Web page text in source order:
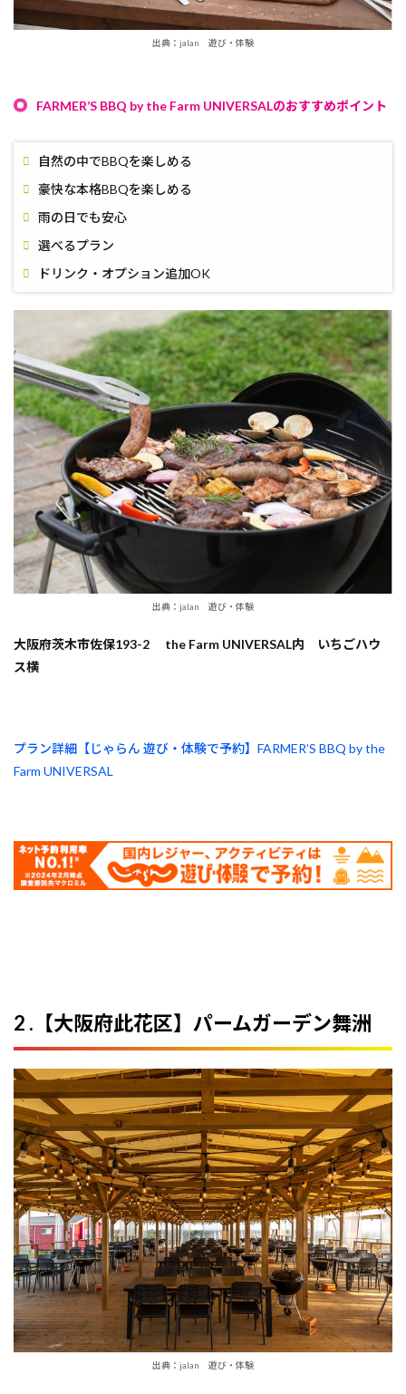
出典：jalan 遊び・体験
FARMER’S BBQ by the Farm UNIVERSALのおすすめポイント
自然の中でBBQを楽しめる
豪快な本格BBQを楽しめる
雨の日でも安心
選べるプラン
ドリンク・オプション追加OK
出典：jalan 遊び・体験
大阪府茨木市佐保193-2 the Farm UNIVERSAL内 いちごハウ
ス横
プラン詳細【じゃらん 遊び・体験で予約】FARMER’S BBQ by the
Farm UNIVERSAL
2 .【大阪府此花区】パームガーデン舞洲
出典：jalan 遊び・体験